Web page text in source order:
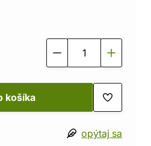
košíka
opýtaj sa